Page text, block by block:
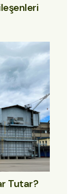
Tutar?